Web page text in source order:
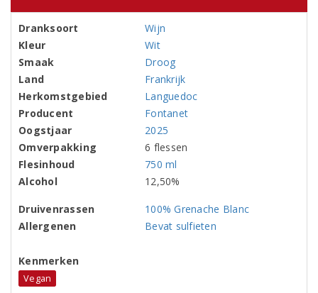
Dranksoort
Wijn
Kleur
Wit
Smaak
Droog
Land
Frankrijk
Herkomstgebied
Languedoc
Producent
Fontanet
Oogstjaar
2025
Omverpakking
6 flessen
Flesinhoud
750 ml
Alcohol
12,50%
Druivenrassen
100% Grenache Blanc
Allergenen
Bevat sulfieten
Kenmerken
Vegan